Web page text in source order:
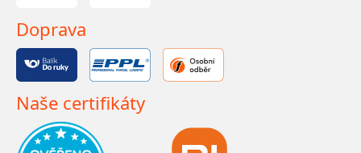
Doprava
Naše certifikáty